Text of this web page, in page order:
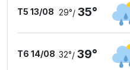
T5 13/08 29°/ 35°
T6 14/08 32°/ 39°